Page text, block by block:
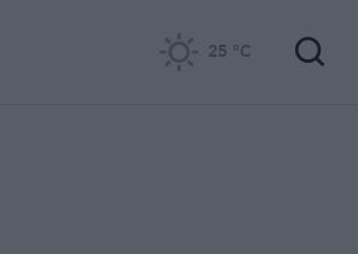
25 °C